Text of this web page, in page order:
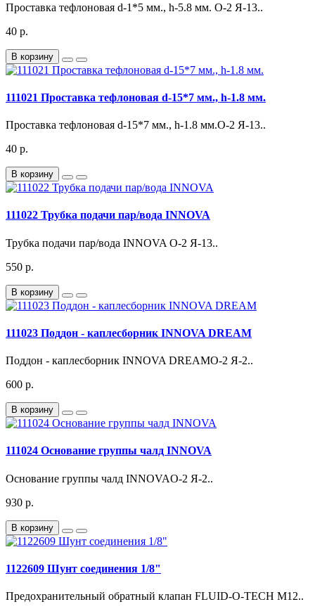
Проставка тефлоновая d-1*5 мм., h-5.8 мм. О-2 Я-13..
40 р.
В корзину
111021 Проставка тефлоновая d-15*7 мм., h-1.8 мм.
Проставка тефлоновая d-15*7 мм., h-1.8 мм.О-2 Я-13..
40 р.
В корзину
111022 Трубка подачи пар/вода INNOVA
Трубка подачи пар/вода INNOVA О-2 Я-13..
550 р.
В корзину
111023 Поддон - каплесборник INNOVA DREAM
Поддон - каплесборник INNOVA DREAMО-2 Я-2..
600 р.
В корзину
111024 Основание группы чалд INNOVA
Основание группы чалд INNOVAО-2 Я-2..
930 р.
В корзину
1122609 Шунт соединения 1/8"
Предохранительный обратный клапан FLUID-O-TECH M12..